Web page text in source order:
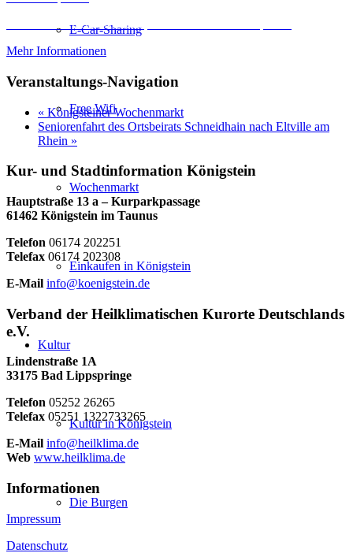
E-Car-Sharing
Free Wifi
Wochenmarkt
Einkaufen in Königstein
Kultur
Kultur in Königstein
Die Burgen
Erforderlichen Service akzeptieren und Inhalte entsperren
Mehr Informationen
Veranstaltungs-Navigation
« Königsteiner Wochenmarkt
Seniorenfahrt des Ortsbeirats Schneidhain nach Eltville am
Rhein »
Kur- und Stadtinformation Königstein
Hauptstraße 13 a – Kurparkpassage
61462 Königstein im Taunus
Telefon 06174 202251
Telefax 06174 202308
E-Mail info@koenigstein.de
Verband der Heilklimatischen Kurorte Deutschlands
e.V.
Lindenstraße 1A
33175 Bad Lippspringe
Telefon 05252 26265
Telefax 05251 1322733265
E-Mail info@heilklima.de
Web www.heilklima.de
Informationen
Impressum
Datenschutz